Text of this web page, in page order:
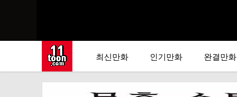
최신만화 인기만화 완결만화